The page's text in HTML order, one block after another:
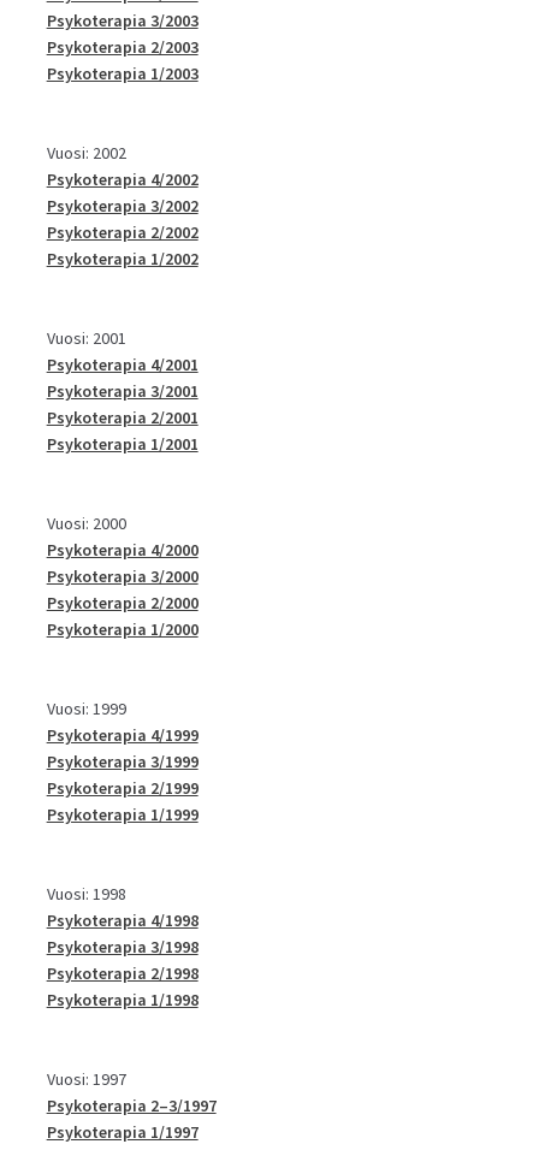
Psykoterapia 3/2003
Psykoterapia 2/2003
Psykoterapia 1/2003
Vuosi: 2002
Psykoterapia 4/2002
Psykoterapia 3/2002
Psykoterapia 2/2002
Psykoterapia 1/2002
Vuosi: 2001
Psykoterapia 4/2001
Psykoterapia 3/2001
Psykoterapia 2/2001
Psykoterapia 1/2001
Vuosi: 2000
Psykoterapia 4/2000
Psykoterapia 3/2000
Psykoterapia 2/2000
Psykoterapia 1/2000
Vuosi: 1999
Psykoterapia 4/1999
Psykoterapia 3/1999
Psykoterapia 2/1999
Psykoterapia 1/1999
Vuosi: 1998
Psykoterapia 4/1998
Psykoterapia 3/1998
Psykoterapia 2/1998
Psykoterapia 1/1998
Vuosi: 1997
Psykoterapia 2–3/1997
Psykoterapia 1/1997